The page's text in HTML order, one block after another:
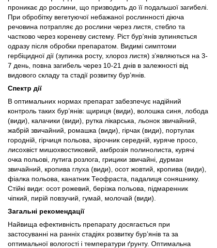
проникає до рослини, що призводить до її подальшої загибелі.
При обробітку вегетуючої небажаної рослинності діюча
речовина потрапляє до рослини через листя, стебло та
частково через кореневу систему. Ріст бур’янів зупиняється
одразу після обробки препаратом. Видимі симптоми
гербіцидної дії (зупинка росту, хлороз листя) з’являються на 3-
7 день, повна загибель через 10-21 днів в залежності від
видового складу та стадії розвитку бур’янів.
Спектр дії
В оптимальних нормах препарат забезпечує надійний
контроль таких бур’янів: щириця (види), волошка синя, лобода
(види), калачики (види), рутка лікарська, льонок звичайний,
жабрій звичайний, ромашка (види), гірчак (види), портулак
городній, гірчиця польова, зірочник середній, куряче просо,
лисохвіст мишохвостиковий, амброзія полинолиста, курячі
очка польові, лутига розлога, грицики звичайні, дурман
звичайний, кропива глуха (види), осот жовтий, кропива (види),
фіалка польова, канатник Теофраста, падалиця соняшнику.
Стійкі види: осот рожевий, берізка польова, підмаренник
чіпкий, пирій повзучий, гумай, молочай (види).
Загальні рекомендації
Найвища ефективність препарату досягається при
застосуванні на ранніх стадіях розвитку бур’янів та за
оптимальної вологості і температури ґрунту. Оптимальна